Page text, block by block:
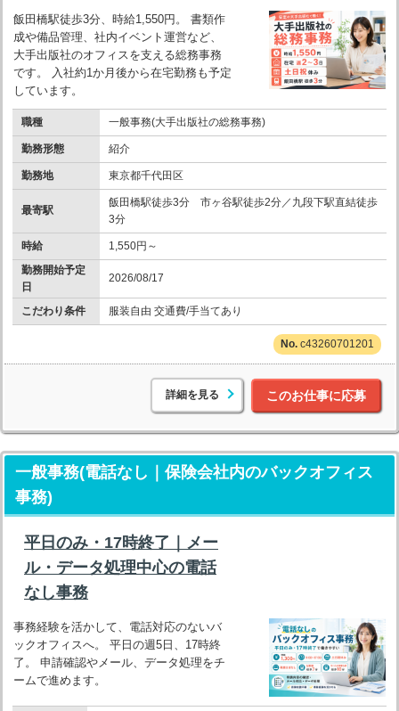
飯田橋駅徒歩3分、時給1,550円。 書類作
成や備品管理、社内イベント運営など、
大手出版社のオフィスを支える総務事務
です。 入社約1か月後から在宅勤務も予定
しています。
職種 一般事務(大手出版社の総務事務)
勤務形態 紹介
勤務地 東京都千代田区
最寄駅
飯田橋駅徒歩3分 市ヶ谷駅徒歩2分／九段下駅直結徒歩
3分
時給
1,550円～
勤務開始予定
日
2026/08/17
こだわり条件 服装自由 交通費/手当てあり
c43260701201
詳細を見る このお仕事に応募
一般事務(電話なし｜保険会社内のバックオフィス
事務)
平日のみ・17時終了｜メー
ル・データ処理中心の電話
なし事務
事務経験を活かして、電話対応のないバ
ックオフィスへ。 平日の週5日、17時終
了。 申請確認やメール、データ処理をチ
ームで進めます。